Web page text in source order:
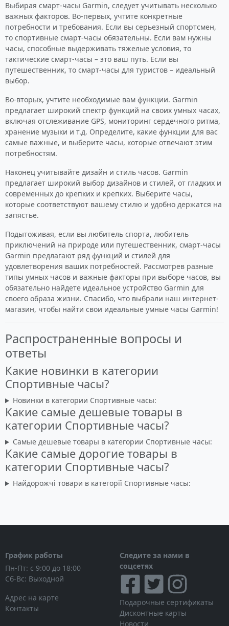
Выбирая смарт-часы Garmin, следует учитывать несколько
важных факторов. Во-первых, учтите конкретные
потребности и требования. Если вы серьезный спортсмен,
то спортивные смарт-часы обязательны. Если вам нужны
часы, способные выдерживать тяжелые условия, то
тактические смарт-часы – это ваш путь. Если вы
путешественник, то смарт-часы для туристов – идеальный
выбор.
Во-вторых, учтите необходимые вам функции. Garmin
предлагает широкий спектр функций на своих умных часах,
включая отслеживание GPS, мониторинг сердечного ритма,
хранение музыки и т.д. Определите, какие функции для вас
самые важные, и выберите часы, которые отвечают этим
потребностям.
Наконец учитывайте дизайн и стиль часов. Garmin
предлагает широкий выбор дизайнов и стилей, от гладких и
современных до крепких и крепких. Выберите часы,
которые соответствуют вашему стилю и удобно держатся на
запястье.
Подытоживая, если вы любитель спорта, любитель
приключений на природе или путешественник, смарт-часы
Garmin предлагают ряд функций и стилей для
удовлетворения ваших потребностей. Рассмотрев разные
типы умных часов и важные факторы при выборе часов, вы
обязательно найдете идеальное устройство Garmin для
своего образа жизни. Спасибо, что выбрали наш интернет-
магазин, чтобы найти свои идеальные умные часы Garmin!
Распространенные вопросы и
ответы
Какие новинки в категории
Спортивные часы?
Новинки в категории Спортивные часы:
Какие самые дешевые товары в
категории Спортивные часы?
Самые дешевые товары в категории Спортивные часы:
Какие самые дорогие товары в
категории Спортивные часы?
Найдорожчі товари в категорії Спортивные часы:
График работы
Пн-Пт: с 9:00 до 18:00
Сб-Вс: Выходной
Адрес на карте
Контакты
Следите за нами в
соцсетях
Подарочные сертификаты
Дисконтные карты
Новости